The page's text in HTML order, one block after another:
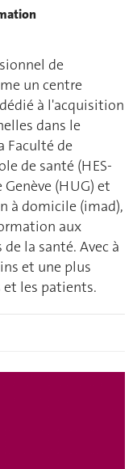
de
un centre
à l'acquisition
dans le
Faculté de
de santé (HES-
(HUG) et
à domicile (imad),
aux
la santé. Avec à
et une plus
les patients.